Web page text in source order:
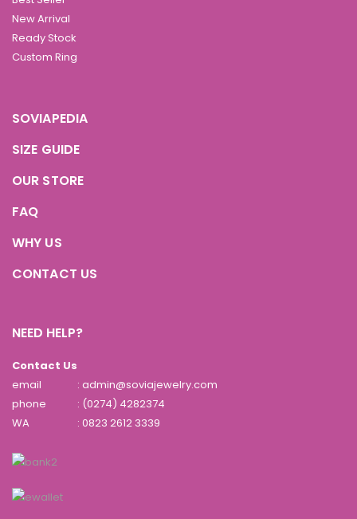
New Arrival
Ready Stock
Custom Ring
SOVIAPEDIA
SIZE GUIDE
OUR STORE
FAQ
WHY US
CONTACT US
NEED HELP?
Contact Us
email
: admin@soviajewelry.com
phone
: (0274) 4282374
WA
: 0823 2612 3339